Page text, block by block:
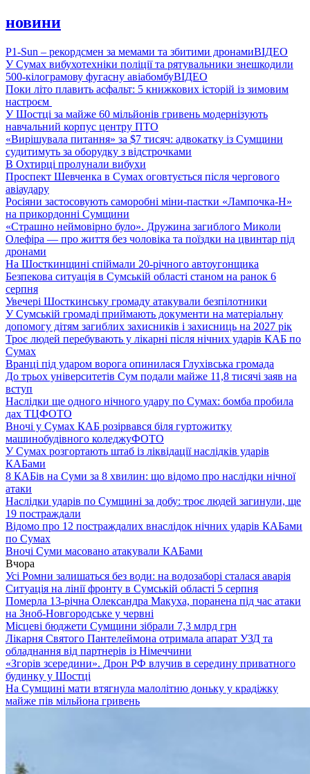
новини
P1-Sun – рекордсмен за мемами та збитими дронамиВІДЕО
У Сумах вибухотехніки поліції та рятувальники знешкодили
500-кілограмову фугасну авіабомбуВІДЕО
Поки літо плавить асфальт: 5 книжкових історій із зимовим
настроєм
У Шостці за майже 60 мільйонів гривень модернізують
навчальний корпус центру ПТО
«Вирішувала питання» за $7 тисяч: адвокатку із Сумщини
судитимуть за оборудку з відстрочками
В Охтирці пролунали вибухи
Проспект Шевченка в Сумах оговтується після чергового
авіаудару
Росіяни застосовують саморобні міни-пастки «Лампочка-Н»
на прикордонні Сумщини
«Страшно неймовірно було». Дружина загиблого Миколи
Олефіра — про життя без чоловіка та поїздки на цвинтар під
дронами
На Шосткинщині спіймали 20-річного автоугонщика
Безпекова ситуація в Сумській області станом на ранок 6
серпня
Увечері Шосткинську громаду атакували безпілотники
У Сумській громаді приймають документи на матеріальну
допомогу дітям загиблих захисників і захисниць на 2027 рік
Троє людей перебувають у лікарні після нічних ударів КАБ по
Сумах
Вранці під ударом ворога опинилася Глухівська громада
До трьох університетів Сум подали майже 11,8 тисячі заяв на
вступ
Наслідки ще одного нічного удару по Сумах: бомба пробила
дах ТЦФОТО
Вночі у Сумах КАБ розірвався біля гуртожитку
машинобудівного коледжуФОТО
У Сумах розгортають штаб із ліквідації наслідків ударів
КАБами
8 КАБів на Суми за 8 хвилин: що відомо про наслідки нічної
атаки
Наслідки ударів по Сумщині за добу: троє людей загинули, ще
19 постраждали
Відомо про 12 постраждалих внаслідок нічних ударів КАБами
по Сумах
Вночі Суми масовано атакували КАБами
Вчора
Усі Ромни залишаться без води: на водозаборі сталася аварія
Ситуація на лінії фронту в Сумській області 5 серпня
Померла 13-річна Олександра Макуха, поранена під час атаки
на Зноб-Новгородське у червні
Місцеві бюджети Сумщини зібрали 7,3 млрд грн
Лікарня Святого Пантелеймона отримала апарат УЗД та
обладнання від партнерів із Німеччини
«Згорів зсередини». Дрон РФ влучив в середину приватного
будинку у Шостці
На Сумщині мати втягнула малолітню доньку у крадіжку
майже пів мільйона гривень